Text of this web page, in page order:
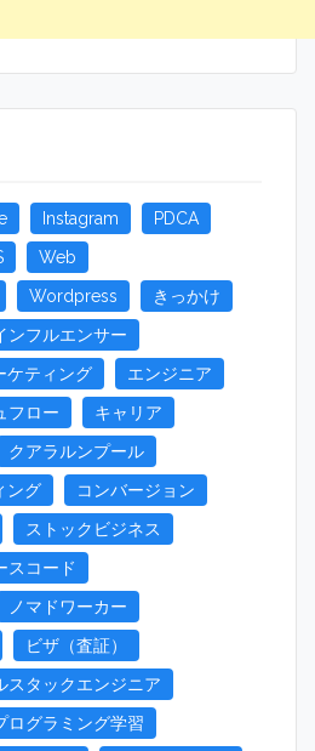
Instagram
PDCA
Web
Wordpress
きっかけ
ンフルエンサー
ケティング
エンジニア
フロー
キャリア
クアラルンプール
ング
コンバージョン
ストックビジネス
スコード
ノマドワーカー
ビザ（査証）
スタックエンジニア
ログラミング学習